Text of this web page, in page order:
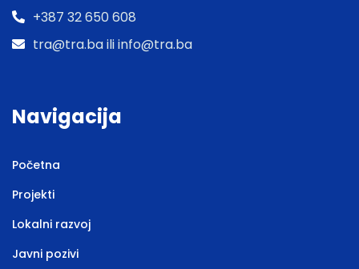
+387 32 650 608
tra@tra.ba ili info@tra.ba
Navigacija
Početna
Projekti
Lokalni razvoj
Javni pozivi